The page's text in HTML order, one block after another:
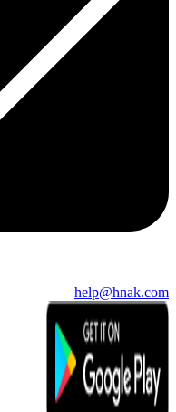
help@hnak.com